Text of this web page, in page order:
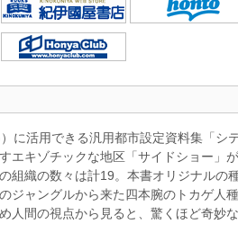
に活用できる汎用都市設定資料集「シ
エキゾチックな地区「サイドショー」が
織の数々は計19。本書オリジナルの
ジャングルから来た四本腕のトカゲ
人間の視点から見ると、驚くほど奇妙